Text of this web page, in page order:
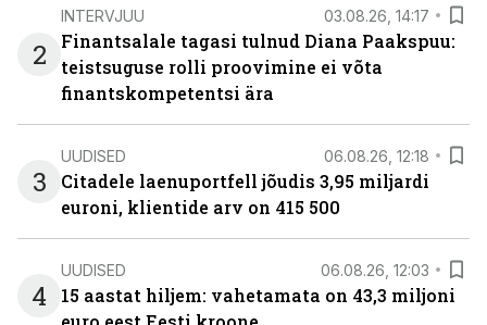
2
INTERVJUU 03.08.26, 14:17
Finantsalale tagasi tulnud Diana Paakspuu:
teistsuguse rolli proovimine ei võta
finantskompetentsi ära
3
UUDISED 06.08.26, 12:18
Citadele laenuportfell jõudis 3,95 miljardi
euroni, klientide arv on 415 500
4
UUDISED 06.08.26, 12:03
15 aastat hiljem: vahetamata on 43,3 miljoni